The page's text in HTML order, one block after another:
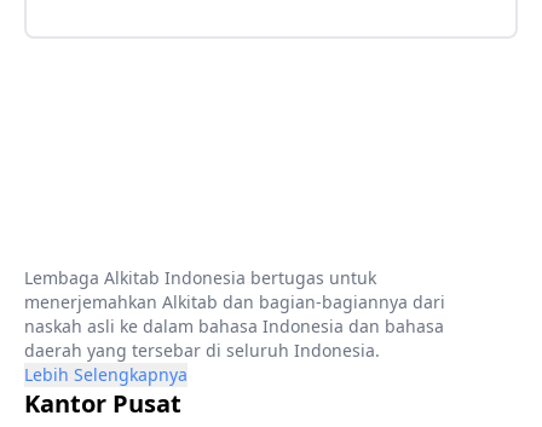
Lembaga Alkitab Indonesia bertugas untuk
menerjemahkan Alkitab dan bagian-bagiannya dari
naskah asli ke dalam bahasa Indonesia dan bahasa
daerah yang tersebar di seluruh Indonesia.
Lebih Selengkapnya
Kantor Pusat